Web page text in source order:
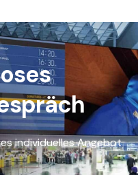
individuelles Angebot